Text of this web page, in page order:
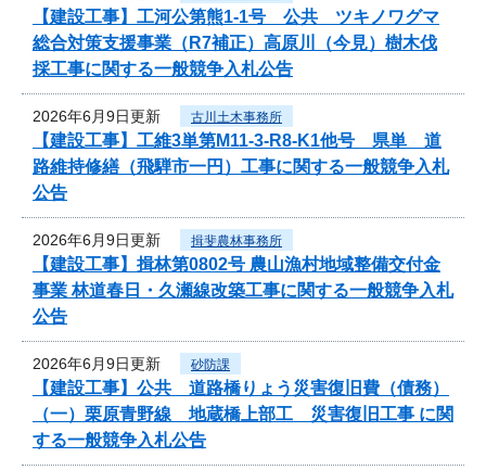
【建設工事】工河公第熊1-1号 公共 ツキノワグマ
総合対策支援事業（R7補正）高原川（今見）樹木伐
採工事に関する一般競争入札公告
2026年6月9日更新 古川土木事務所
【建設工事】工維3単第M11-3-R8-K1他号 県単 道
路維持修繕（飛騨市一円）工事に関する一般競争入札
公告
2026年6月9日更新 揖斐農林事務所
【建設工事】揖林第0802号 農山漁村地域整備交付金
事業 林道春日・久瀬線改築工事に関する一般競争入札
公告
2026年6月9日更新 砂防課
【建設工事】公共 道路橋りょう災害復旧費（債務）
（一）栗原青野線 地蔵橋上部工 災害復旧工事 に関
する一般競争入札公告